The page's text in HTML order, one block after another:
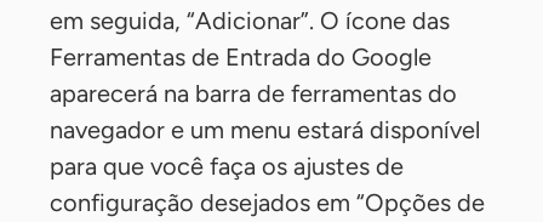
em seguida, “Adicionar”. O ícone das
Ferramentas de Entrada do Google
aparecerá na barra de ferramentas do
navegador e um menu estará disponível
para que você faça os ajustes de
configuração desejados em “Opções de